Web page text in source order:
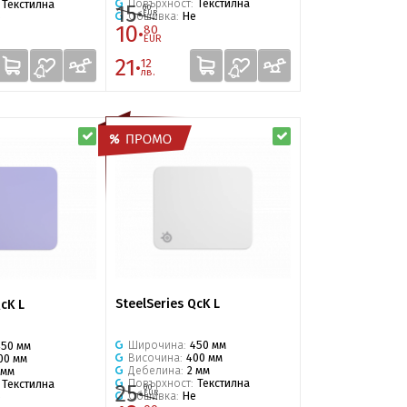
Текстилна
Повърхност: Текстилна
Обшивка: Не
15·00
EUR
10·80
EUR
21·12
лв.
L
мм
мм
Текстилна
SteelSeries QcK L
Широчина: 450 мм
Височина: 400 мм
Дебелина: 2 мм
Повърхност: Текстилна
Обшивка: Не
25·00
EUR